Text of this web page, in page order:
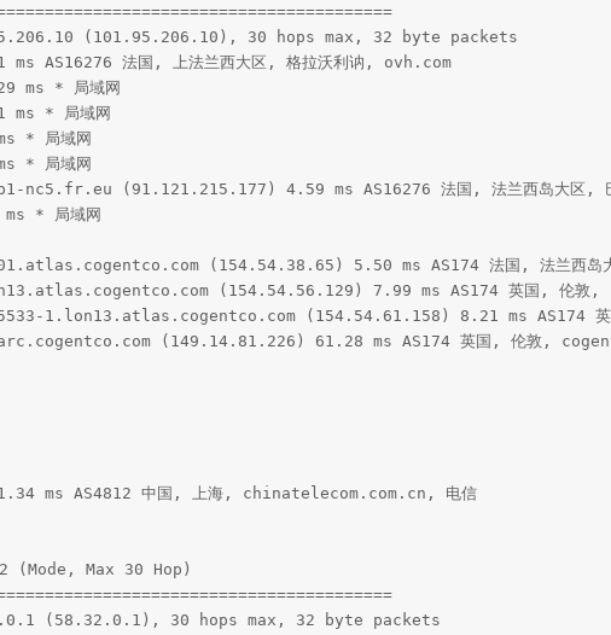
(101.95.206.10), 30 hops max, 32 byte packets
AS16276 法国, 上法兰西大区, 格拉沃利讷, ovh.com
ms * 局域网
* 局域网
* 局域网
* 局域网
nc5.fr.eu (91.121.215.177) 4.59 ms AS16276 法国, 法兰西岛大区,
* 局域网
(154.54.38.65) 5.50 ms AS174 法国, 法兰西岛
(154.54.56.129) 7.99 ms AS174 英国, 伦敦,
1.lon13.atlas.cogentco.com (154.54.61.158) 8.21 ms AS174
(149.14.81.226) 61.28 ms AS174 英国, 伦敦,
ms AS4812 中国, 上海, chinatelecom.com.cn, 电信
(Mode, Max 30 Hop)
(58.32.0.1), 30 hops max, 32 byte packets